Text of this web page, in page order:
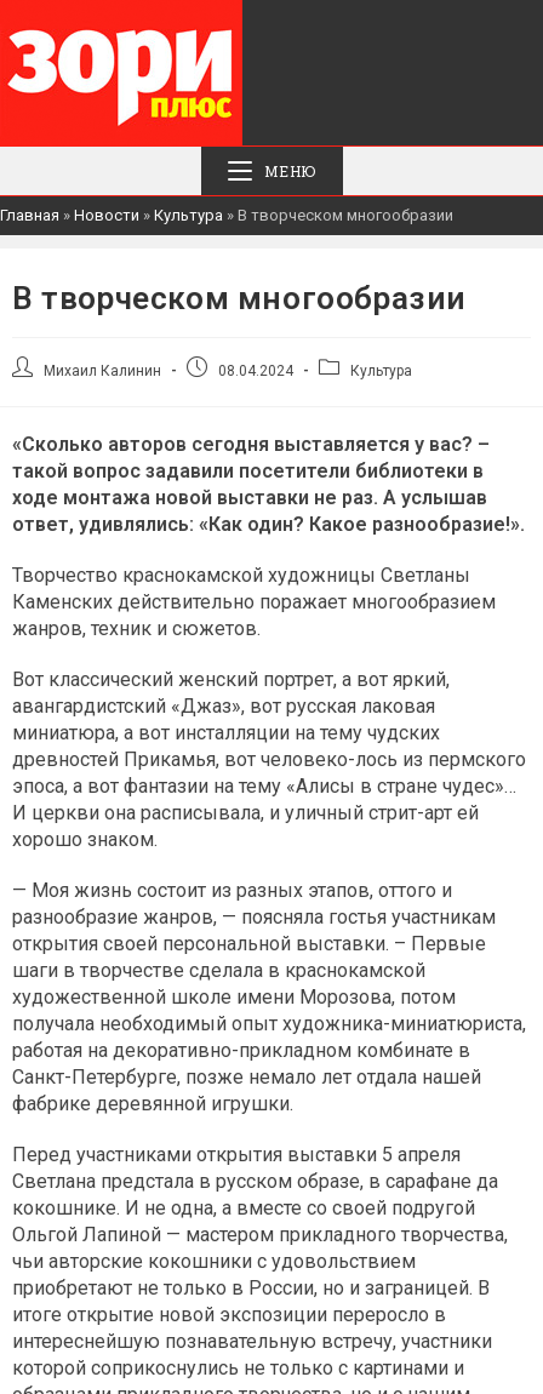
МЕНЮ
Главная » Новости » Культура » В творческом многообразии
В творческом многообразии
АвторМихаил Калинин
Запись08.04.2024
РубрикаКультура
«Сколько авторов сегодня выставляется у вас? –
такой вопрос задавили посетители библиотеки в
ходе монтажа новой выставки не раз. А услышав
ответ, удивлялись: «Как один? Какое разнообразие!».
Творчество краснокамской художницы Светланы
Каменских действительно поражает многообразием
жанров, техник и сюжетов.
Вот классический женский портрет, а вот яркий,
авангардистский «Джаз», вот русская лаковая
миниатюра, а вот инсталляции на тему чудских
древностей Прикамья, вот человеко-лось из пермского
эпоса, а вот фантазии на тему «Алисы в стране чудес»…
И церкви она расписывала, и уличный стрит-арт ей
хорошо знаком.
— Моя жизнь состоит из разных этапов, оттого и
разнообразие жанров, — поясняла гостья участникам
открытия своей персональной выставки. – Первые
шаги в творчестве сделала в краснокамской
художественной школе имени Морозова, потом
получала необходимый опыт художника-миниатюриста,
работая на декоративно-прикладном комбинате в
Санкт-Петербурге, позже немало лет отдала нашей
фабрике деревянной игрушки.
Перед участниками открытия выставки 5 апреля
Светлана предстала в русском образе, в сарафане да
кокошнике. И не одна, а вместе со своей подругой
Ольгой Лапиной — мастером прикладного творчества,
чьи авторские кокошники с удовольствием
приобретают не только в России, но и заграницей. В
итоге открытие новой экспозиции переросло в
интереснейшую познавательную встречу, участники
которой соприкоснулись не только с картинами и